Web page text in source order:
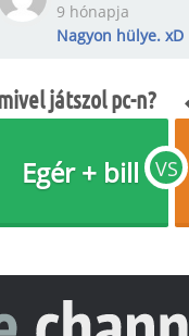
9 hónapja
Nagyon hülye. xD
játszol pc-n?
VS
Egér + bill